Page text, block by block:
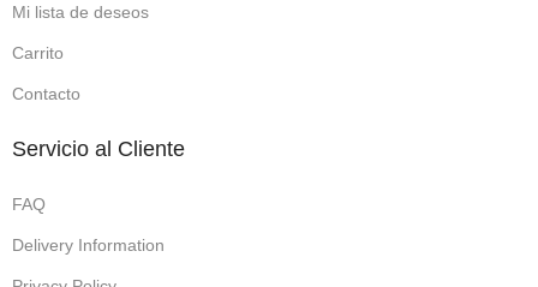
Mi lista de deseos
Carrito
Contacto
Servicio al Cliente
FAQ
Delivery Information